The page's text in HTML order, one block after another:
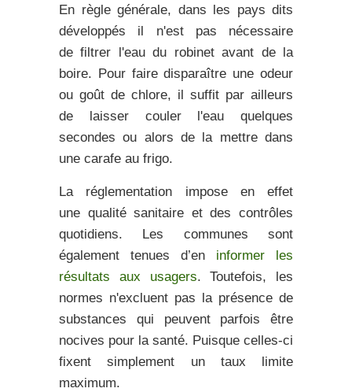
En règle générale, dans les pays dits
développés il n'est pas nécessaire
defiltrer l'eau du robinetavant de la
boire. Pour faire disparaître une odeur
ou goût de chlore, il suffit par ailleurs
de laisser couler l'eau quelques
secondes ou alors de la mettre dans
une carafe au frigo.
La réglementation impose en effet
une qualité sanitaire et des contrôles
quotidiens.
Les communes sont
également tenues d’en informer les
résultats aux usagers. Toutefois, les
normes n'excluent pas la présence de
substances qui peuvent parfois être
nocives pour la santé. Puisque celles-ci
fixent simplement un taux limite
maximum.